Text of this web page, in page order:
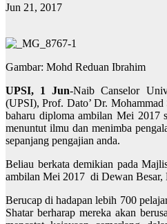
Jun 21, 2017
Gambar: Mohd Reduan Ibrahim
UPSI, 1 Jun-Naib Canselor
(UPSI), Prof. Dato’ Dr.
baharu diploma ambilan Mei 2017
menuntut ilmu dan menimba
sepanjang pengajian anda.
Beliau berkata demikian pada
ambilan Mei 2017 di Dewan Besar,
Berucap di hadapan lebih 700
Shatar berharap mereka akan